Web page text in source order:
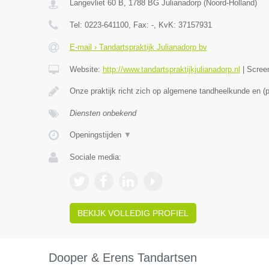
Langevliet 60 B, 1788 BG Julianadorp(Noord-Holland)
Tel: 0223-641100, Fax: -, KvK: 37157931
E-mail › Tandartspraktijk Julianadorp bv
Website: http://www.tandartspraktijkjulianadorp.nl
Onze praktijk richt zich op algemene tandheelkunde en
Diensten onbekend
Openingstijden ▼
Sociale media:
BEKIJK VOLLEDIG PROFIEL
Dooper & Erens Tandartsen